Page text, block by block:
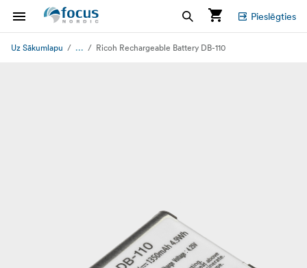
Pieslēgties
Uz Sākumlapu ... Ricoh Rechargeable Battery DB-110